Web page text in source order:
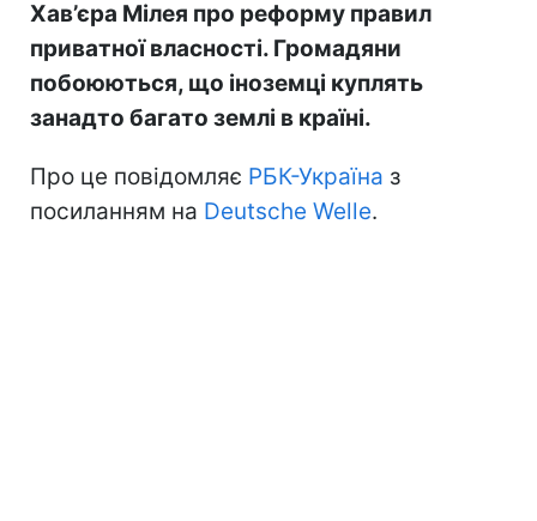
Хав’єра Мілея про реформу правил
приватної власності. Громадяни
побоюються, що іноземці куплять
занадто багато землі в країні.
Про це повідомляє РБК-Україна з
посиланням на Deutsche Welle.